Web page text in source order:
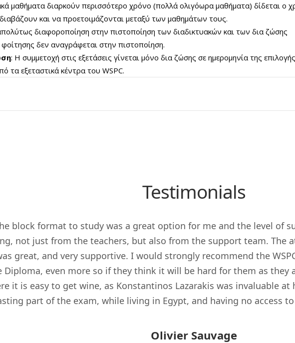
μαθήματα διαρκούν περισσότερο χρόνο (πολλά ολιγόωρα μαθήματα) δίδεται ο
και να προετοιμάζονται μεταξύ των μαθημάτων τους.
διαφοροποίηση στην πιστοποίηση των διαδικτυακών και των δια ζώσης
δεν αναγράφεται στην πιστοποίηση.
: Η συμμετοχή στις εξετάσεις γίνεται μόνο δια ζώσης σε ημερομηνία της
τα εξεταστικά κέντρα του WSPC.
Testimonials
block format to study was a great option for me and the level of
not just from the teachers, but also from the support team. The
great, and very supportive. I would strongly recommend the
Diploma, even more so if they think it will be hard for them as they
it is easy to get wine, as Konstantinos Lazarakis was invaluable
part of the exam, while living in Egypt, and having no access
Olivier Sauvage